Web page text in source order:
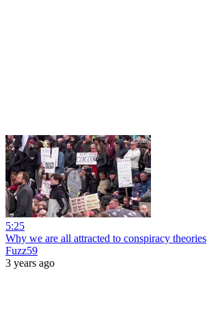
5:25
Why we are all attracted to conspiracy theories
Fuzz59
3 years ago